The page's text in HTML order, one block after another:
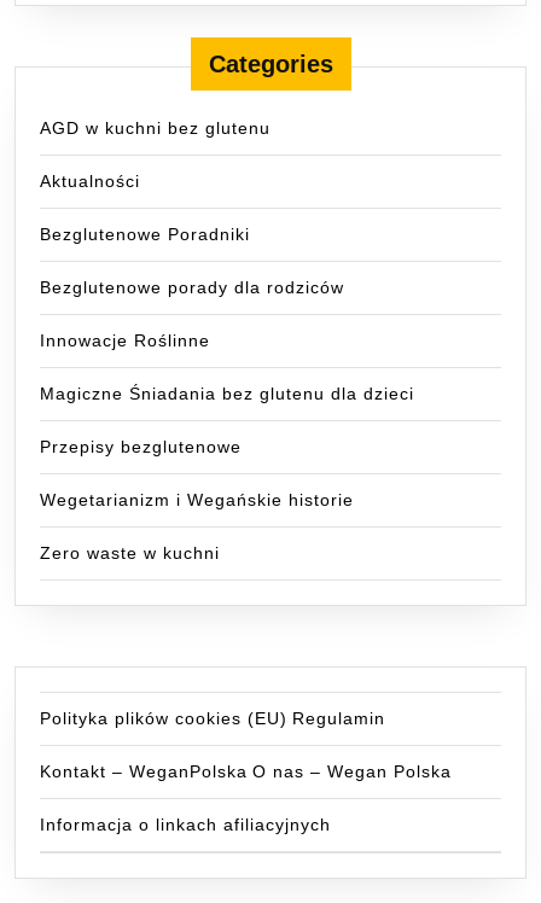
Categories
AGD w kuchni bez glutenu
Aktualności
Bezglutenowe Poradniki
Bezglutenowe porady dla rodziców
Innowacje Roślinne
Magiczne Śniadania bez glutenu dla dzieci
Przepisy bezglutenowe
Wegetarianizm i Wegańskie historie
Zero waste w kuchni
Polityka plików cookies (EU) Regulamin
Kontakt – WeganPolska O nas – Wegan Polska
Informacja o linkach afiliacyjnych